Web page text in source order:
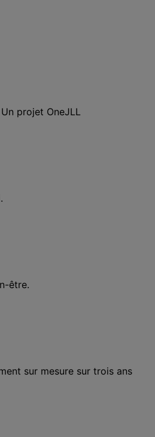
projet OneJLL
être.
sur mesure sur trois ans